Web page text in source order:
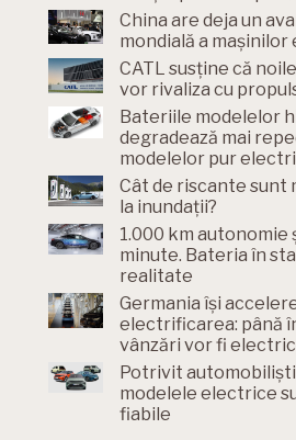
China are deja un
mondială a
CATL susține că
vor rivaliza cu
Bateriile modelelor
degradează mai
modelelor pur
Cât de riscante sunt
la inundații?
1.000 km autonomie
minute. Bateria în
realitate
Germania își
electrificarea: până
vânzări vor fi
Potrivit
modelele electrice
fiabile